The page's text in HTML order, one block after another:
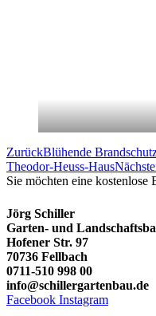
ZurückBlühende
Theodor-Heuss-Haus
Sie möchten eine kostenlose
Jörg Schiller
Garten- und
Hofener Str. 97
70736 Fellbach
0711-510 998 00
info@schillergartenbau.de
Facebook Instagram